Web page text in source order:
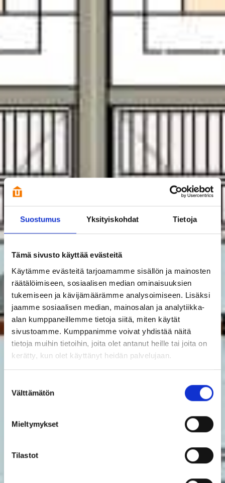
Suostumus Yksityiskohdat Tietoja
Tämä sivusto käyttää evästeitä
Käytämme evästeitä tarjoamamme sisällön ja mainosten
räätälöimiseen, sosiaalisen median ominaisuuksien
tukemiseen ja kävijämäärämme analysoimiseen. Lisäksi
jaamme sosiaalisen median, mainosalan ja analytiikka-
alan kumppaneillemme tietoja siitä, miten käytät
sivustoamme. Kumppanimme voivat yhdistää näitä
tietoja muihin tietoihin, joita olet antanut heille tai joita on
kerätty, kun olet käyttänyt heidän palvelujaan.
valinta
Välttämätön
Mieltymykset
Tilastot